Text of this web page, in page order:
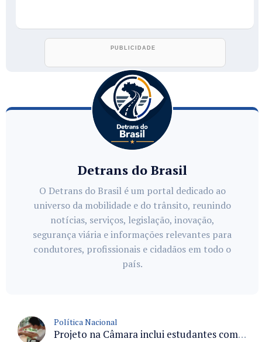
Detrans do Brasil
O Detrans do Brasil é um portal dedicado ao
universo da mobilidade e do trânsito, reunindo
notícias, serviços, legislação, inovação,
segurança viária e informações relevantes para
condutores, profissionais e cidadãos em todo o
país.
Política Nacional
Projeto na Câmara inclui estudantes com deficiência no regime escolar especial da LDB e estabelece critérios para frequência